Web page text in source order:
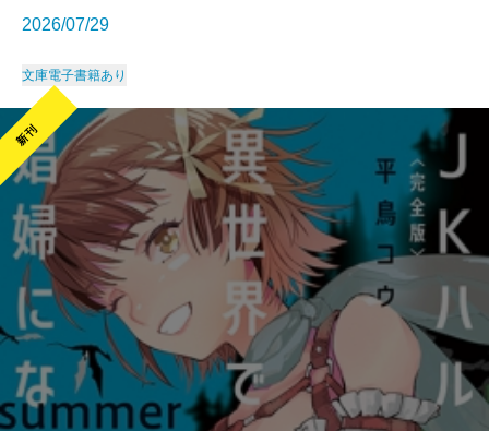
2026/07/29
文庫電子書籍あり
新刊